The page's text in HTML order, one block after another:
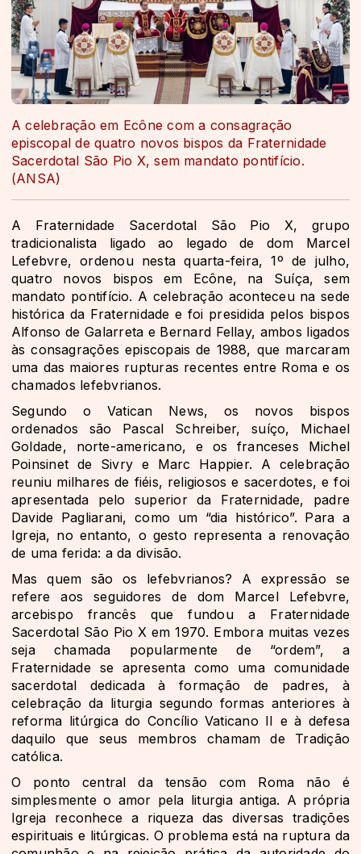
A celebração em Ecône com a consagração
episcopal de quatro novos bispos da Fraternidade
Sacerdotal São Pio X, sem mandato pontifício.
(ANSA)
A Fraternidade Sacerdotal São Pio X, grupo
tradicionalista ligado ao legado de dom Marcel
Lefebvre, ordenou nesta quarta-feira, 1º de julho,
quatro novos bispos em Ecône, na Suíça, sem
mandato pontifício. A celebração aconteceu na sede
histórica da Fraternidade e foi presidida pelos bispos
Alfonso de Galarreta e Bernard Fellay, ambos ligados
às consagrações episcopais de 1988, que marcaram
uma das maiores rupturas recentes entre Roma e os
chamados lefebvrianos.
Segundo o Vatican News, os novos bispos
ordenados são Pascal Schreiber, suíço, Michael
Goldade, norte-americano, e os franceses Michel
Poinsinet de Sivry e Marc Happier. A celebração
reuniu milhares de fiéis, religiosos e sacerdotes, e foi
apresentada pelo superior da Fraternidade, padre
Davide Pagliarani, como um “dia histórico”. Para a
Igreja, no entanto, o gesto representa a renovação
de uma ferida: a da divisão.
Mas quem são os lefebvrianos? A expressão se
refere aos seguidores de dom Marcel Lefebvre,
arcebispo francês que fundou a Fraternidade
Sacerdotal São Pio X em 1970. Embora muitas vezes
seja chamada popularmente de “ordem”, a
Fraternidade se apresenta como uma comunidade
sacerdotal dedicada à formação de padres, à
celebração da liturgia segundo formas anteriores à
reforma litúrgica do Concílio Vaticano II e à defesa
daquilo que seus membros chamam de Tradição
católica.
O ponto central da tensão com Roma não é
simplesmente o amor pela liturgia antiga. A própria
Igreja reconhece a riqueza das diversas tradições
espirituais e litúrgicas. O problema está na ruptura da